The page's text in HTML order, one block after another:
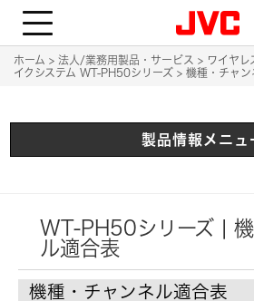
T
l
e
a
ホーム 法人/業務用製品・サービス ワイヤレ
イクシステム WT-PH50シリーズ
機種・チャン
製品情報メニュ
WT-PH50シリーズ |
ル適合表
機種・チャンネル適合表